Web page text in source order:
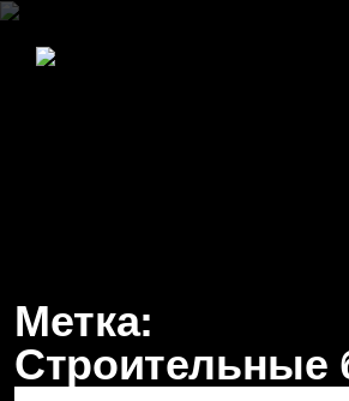
Метка:
Строительные